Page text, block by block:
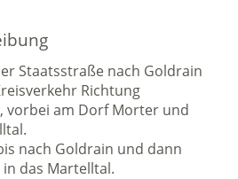
Staatsstraße nach Goldrain
Richtung
vorbei am Dorf Morter und
nach Goldrain und dann
das Martelltal.